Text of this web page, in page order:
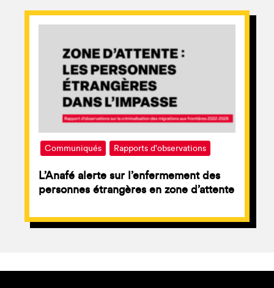
Communiqués Rapports d'observations
L’Anafé alerte sur l’enfermement des
personnes étrangères en zone d’attente